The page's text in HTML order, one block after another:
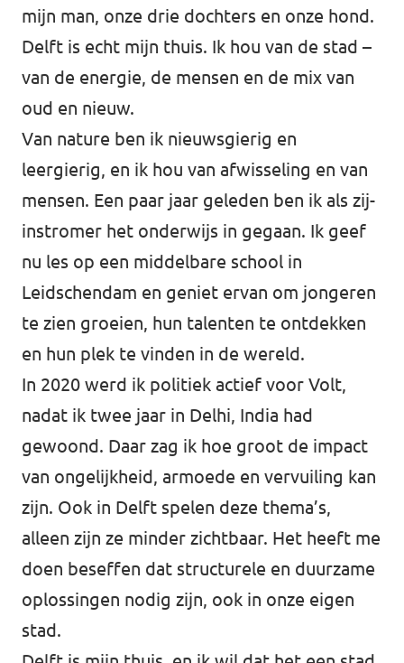
mijn man, onze drie dochters en onze hond.
Delft is echt mijn thuis. Ik hou van de stad –
van de energie, de mensen en de mix van
oud en nieuw.
Van nature ben ik nieuwsgierig en
leergierig, en ik hou van afwisseling en van
mensen. Een paar jaar geleden ben ik als zij-
instromer het onderwijs in gegaan. Ik geef
nu les op een middelbare school in
Leidschendam en geniet ervan om jongeren
te zien groeien, hun talenten te ontdekken
en hun plek te vinden in de wereld.
In 2020 werd ik politiek actief voor Volt,
nadat ik twee jaar in Delhi, India had
gewoond. Daar zag ik hoe groot de impact
van ongelijkheid, armoede en vervuiling kan
zijn. Ook in Delft spelen deze thema’s,
alleen zijn ze minder zichtbaar. Het heeft me
doen beseffen dat structurele en duurzame
oplossingen nodig zijn, ook in onze eigen
stad.